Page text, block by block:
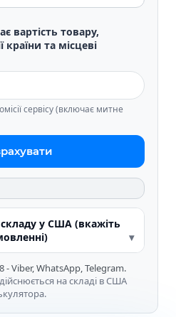
вартість товару,
країни та місцеві
сервісу (включає митне
у США (вкажіть
- Viber, WhatsApp, Telegram.
на складі в США